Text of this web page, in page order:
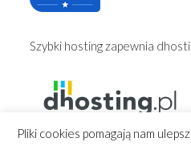
Szybki hosting zapewnia
Pliki cookies pomagają nam